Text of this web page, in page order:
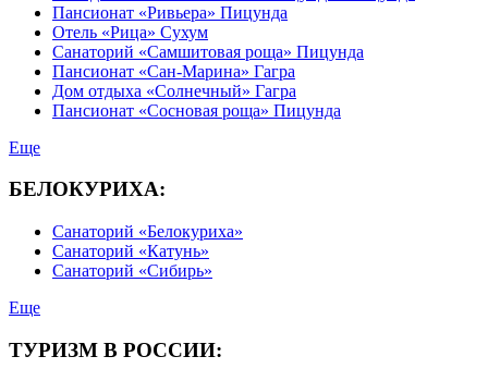
Пансионат «Ривьера» Пицунда
Отель «Рица» Сухум
Санаторий «Самшитовая роща» Пицунда
Пансионат «Сан-Марина» Гагра
Дом отдыха «Солнечный» Гагра
Пансионат «Сосновая роща» Пицунда
Еще
БЕЛОКУРИХА:
Санаторий «Белокуриха»
Санаторий «Катунь»
Санаторий «Сибирь»
Еще
ТУРИЗМ В РОССИИ: